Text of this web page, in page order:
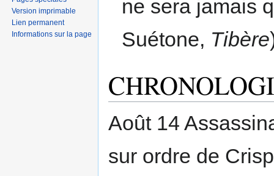
ne sera jamais
Suétone, Tibère
Août 14
sur ordre de
Version imprimable
Lien permanent
Informations sur la page